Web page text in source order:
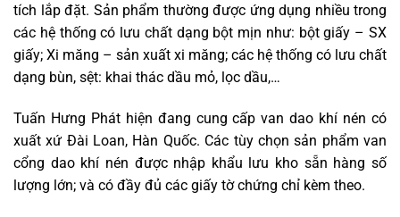
tích lắp đặt. Sản phẩm thường được ứng dụng nhiều trong
các hệ thống có lưu chất dạng bột mịn như: bột giấy – SX
giấy; Xi măng – sản xuất xi măng; các hệ thống có lưu chất
dạng bùn, sệt: khai thác dầu mỏ, lọc dầu,…
Tuấn Hưng Phát hiện đang cung cấp van dao khí nén có
xuất xứ Đài Loan, Hàn Quốc. Các tùy chọn sản phẩm van
cổng dao khí nén được nhập khẩu lưu kho sẵn hàng số
lượng lớn; và có đầy đủ các giấy tờ chứng chỉ kèm theo.